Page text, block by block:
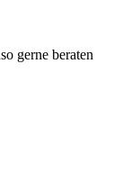
gerne beraten